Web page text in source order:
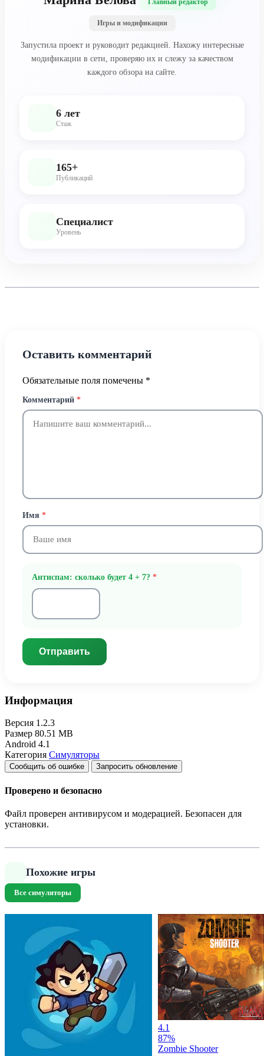
Главный редактор
Игры и модификации
Запустила проект и руководит редакцией. Нахожу интересные
модификации в сети, проверяю их и слежу за качеством
каждого обзора на сайте.
6 лет
Стаж
165+
Публикаций
Специалист
Уровень
Оставить комментарий
Обязательные поля помечены *
Комментарий *
Имя *
Антиспам: сколько будет 4 + 7? *
Отправить
Информация
Версия 1.2.3
Размер 80.51 MB
Android 4.1
Категория Симуляторы
Сообщить об ошибке Запросить обновление
Проверено и безопасно
Файл проверен антивирусом и модерацией. Безопасен для
установки.
Похожие игры
Все симуляторы
4.1
87%
Zombie Shooter